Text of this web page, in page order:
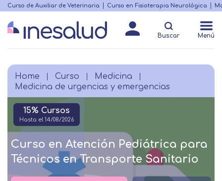
Skip
main
content
Menú
destacado
Curso de Auxiliar de Veterinaria Curso en Fisioterapia Neurológica
Buscar Menú
Breadcrumb
Home Curso
Medicina
Medicina de urgencias y emergencias
15% Cursos
Hasta el 14/08/2026
Curso en Atención Pediátrica para
Técnicos en Transporte Sanitario
Matricularme